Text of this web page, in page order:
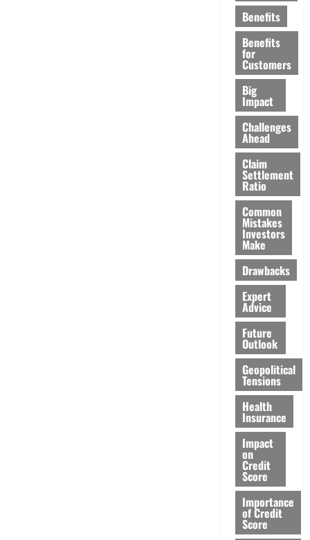
Benefits
Benefits
for
Customers
Big
Impact
Challenges
Ahead
Claim
Settlement
Ratio
Common
Mistakes
Investors
Make
Drawbacks
Expert
Advice
Future
Outlook
Geopolitical
Tensions
Health
Insurance
Impact
on
Credit
Score
Importance
of Credit
Score